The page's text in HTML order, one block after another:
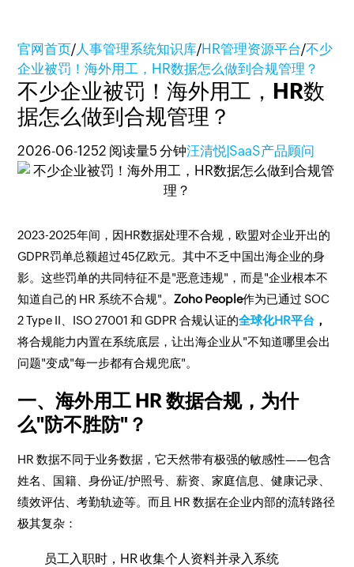
官网首页/人事管理系统知识库/HR管理资源平台/不少
企业被罚！海外用工，HR数据怎么做到合规管理？
不少企业被罚！海外用工，HR数
据怎么做到合规管理？
2026-06-1252 阅读量5 分钟汪清悦|SaaS产品顾问
2023-2025年间，因HR数据处理不合规，欧盟对企业开出的
GDPR罚单总额超过45亿欧元。其中不乏中国出海企业的身
影。这些罚单的共同特征不是"恶意违规"，而是"企业根本不
知道自己的 HR 系统不合规"。Zoho People作为已通过 SOC
2 Type II、ISO 27001 和 GDPR 合规认证的全球化HR平台 ，
将合规能力内置在系统底层，让出海企业从"不知道哪里会出
问题"变成"每一步都有合规兜底"。
一、海外用工 HR 数据合规，为什
么"防不胜防"？
HR 数据不同于业务数据，它天然带有极强的敏感性——包含
姓名、国籍、身份证/护照号、薪资、家庭信息、健康记录、
绩效评估、考勤轨迹等。而且 HR 数据在企业内部的流转路径
极其复杂：
员工入职时，HR 收集个人资料并录入系统